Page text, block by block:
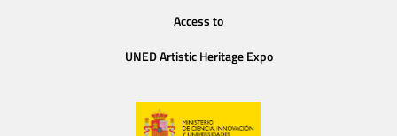
Access to
UNED Artistic Heritage Expo